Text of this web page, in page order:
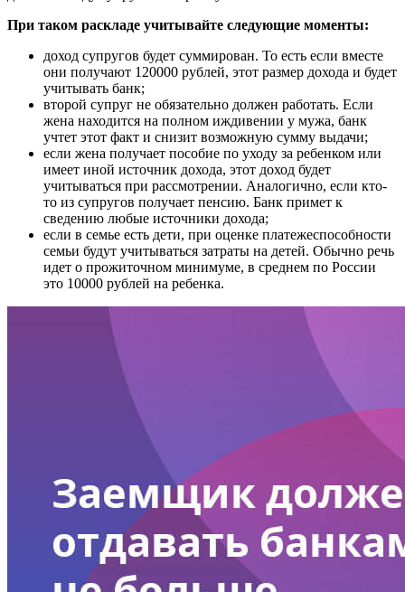
При таком раскладе учитывайте следующие моменты:
доход супругов будет суммирован. То есть если вместе
они получают 120000 рублей, этот размер дохода и будет
учитывать банк;
второй супруг не обязательно должен работать. Если
жена находится на полном иждивении у мужа, банк
учтет этот факт и снизит возможную сумму выдачи;
если жена получает пособие по уходу за ребенком или
имеет иной источник дохода, этот доход будет
учитываться при рассмотрении. Аналогично, если кто-
то из супругов получает пенсию. Банк примет к
сведению любые источники дохода;
если в семье есть дети, при оценке платежеспособности
семьи будут учитываться затраты на детей. Обычно речь
идет о прожиточном минимуме, в среднем по России
это 10000 рублей на ребенка.